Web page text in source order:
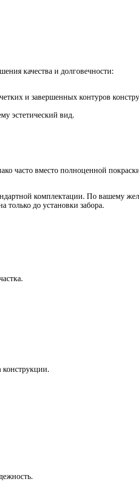
качества и долговечности:
и завершенных контуров
эстетический вид.
часто вместо полноценной
комплектации. По вашему
только до установки забора.
конструкции.